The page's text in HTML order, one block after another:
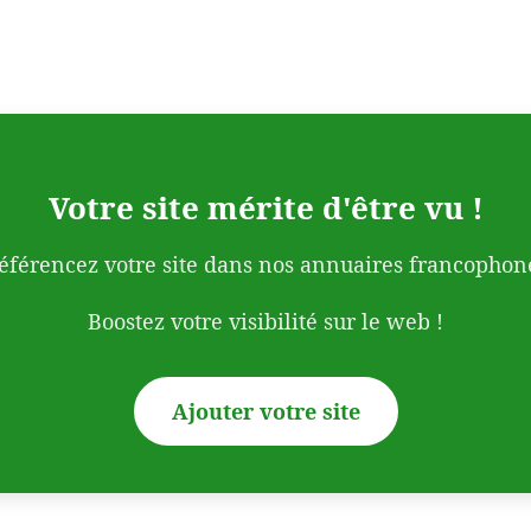
Votre site mérite d'être vu !
votre site dans nos annuaires
Boostez votre visibilité sur le web !
Ajouter votre site